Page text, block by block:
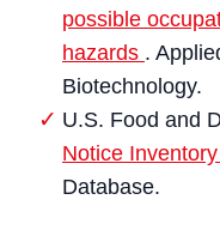
possible
hazards .
Biotechnology.
U.S. Food and
Notice Inventory
Database.